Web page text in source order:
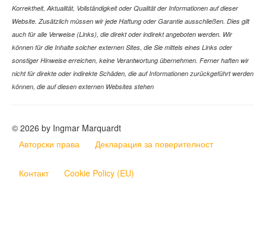
Korrektheit, Aktualität, Vollständigkeit oder Qualität der Informationen auf dieser
Website. Zusätzlich müssen wir jede Haftung oder Garantie ausschließen. Dies gilt
auch für alle Verweise (Links), die direkt oder indirekt angeboten werden. Wir
können für die Inhalte solcher externen Sites, die Sie mittels eines Links oder
sonstiger Hinweise erreichen, keine Verantwortung übernehmen. Ferner haften wir
nicht für direkte oder indirekte Schäden, die auf Informationen zurückgeführt werden
können, die auf diesen externen Websites stehen
© 2026 by Ingmar Marquardt
Авторски права
Декларация за поверителност
Контакт Cookie Policy (EU)